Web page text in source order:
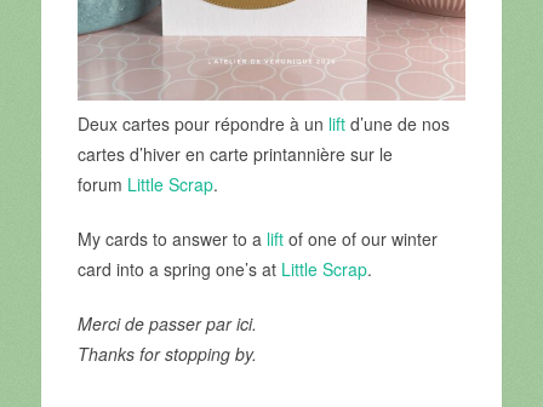
Deux cartes pour répondre à un liftd’une de nos
cartes d’hiver en carte printannière sur le
forum Little Scrap.
My cards to answer to a liftof one of our winter
card into a spring one’s at Little Scrap.
Merci de passer par ici.
Thanks for stopping by.